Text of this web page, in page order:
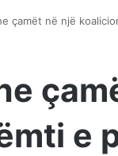
çamët në një
e